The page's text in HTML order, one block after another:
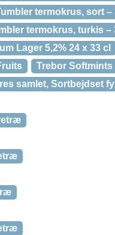
termokrus, sort –
termokrus, turkis –
Lager 5,2% 24 x 33 cl
Trebor Softmints
samlet, Sortbejdset